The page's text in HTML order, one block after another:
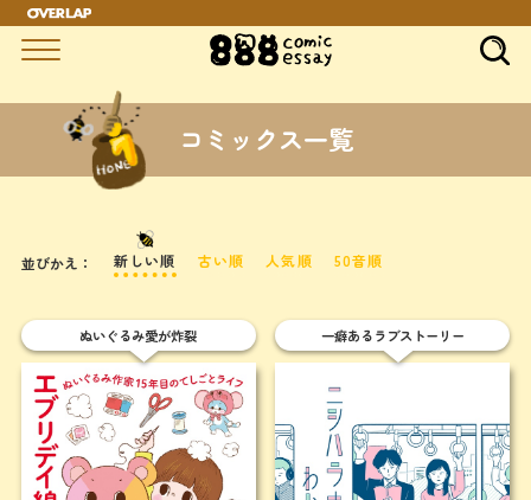
コミックス一覧
並びかえ： 新しい順 古い順 人気順 50音順
ぬいぐるみ愛が炸裂 一癖あるラブストーリー